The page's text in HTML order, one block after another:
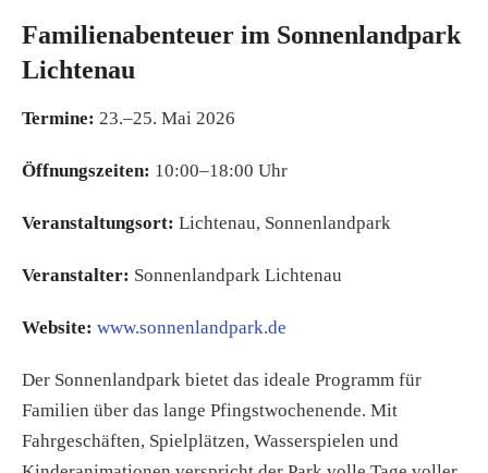
Familienabenteuer im Sonnenlandpark
Lichtenau
Termine: 23.–25. Mai 2026
Öffnungszeiten: 10:00–18:00 Uhr
Veranstaltungsort: Lichtenau, Sonnenlandpark
Veranstalter: Sonnenlandpark Lichtenau
Website: www.sonnenlandpark.de
Der Sonnenlandpark bietet das ideale Programm für
Familien über das lange Pfingstwochenende. Mit
Fahrgeschäften, Spielplätzen, Wasserspielen und